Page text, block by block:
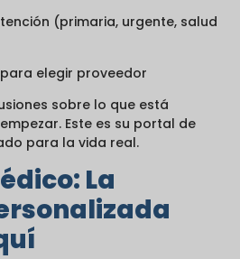
(primaria, urgente, salud
elegir proveedor
sobre lo que está
Este es su portal de
para la vida real.
La